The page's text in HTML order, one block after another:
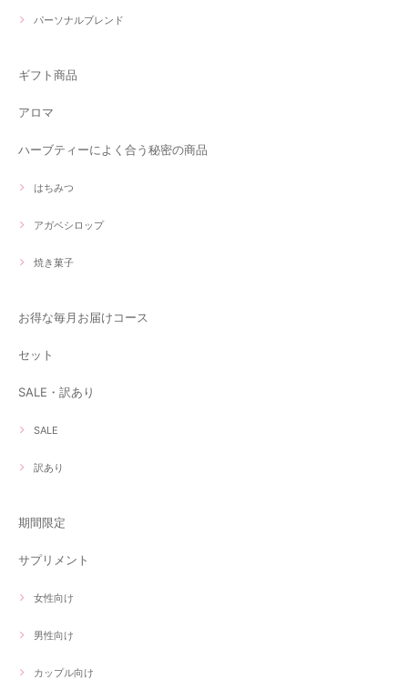
パーソナルブレンド
ギフト商品
アロマ
ハーブティーによく合う秘密の商品
はちみつ
アガベシロップ
焼き菓子
お得な毎月お届けコース
セット
SALE・訳あり
SALE
訳あり
期間限定
サプリメント
女性向け
男性向け
カップル向け